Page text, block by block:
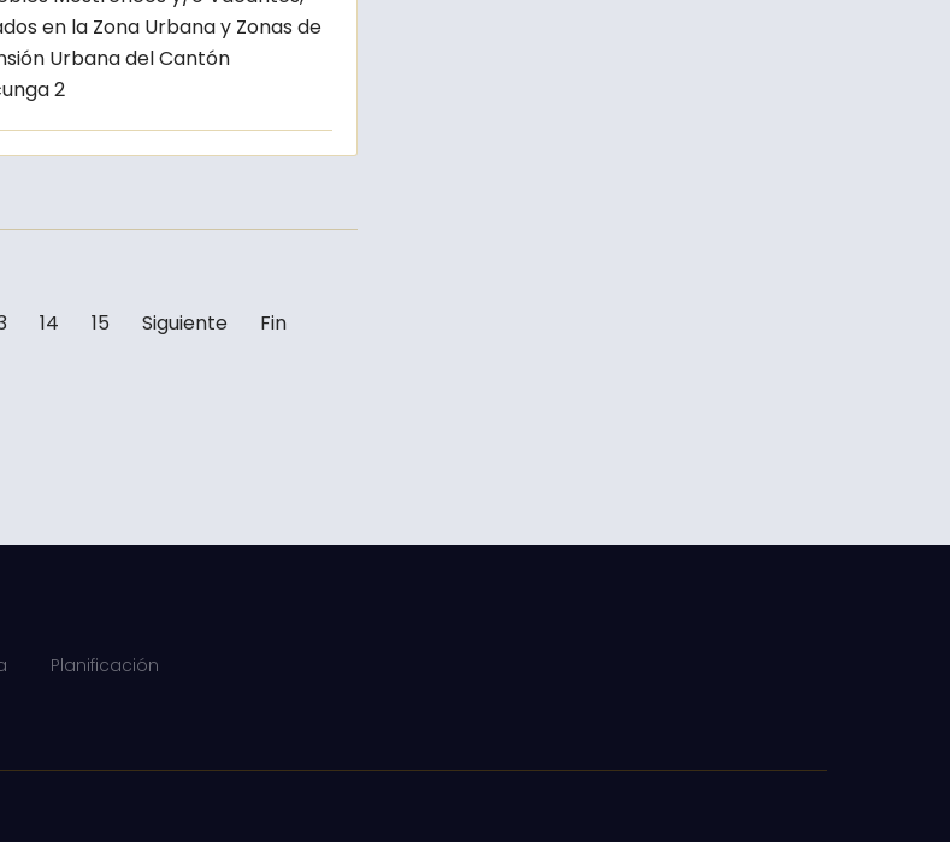
en la Zona Urbana y Zonas de
Urbana del Cantón
2
14 15 Siguiente Fin
Planificación